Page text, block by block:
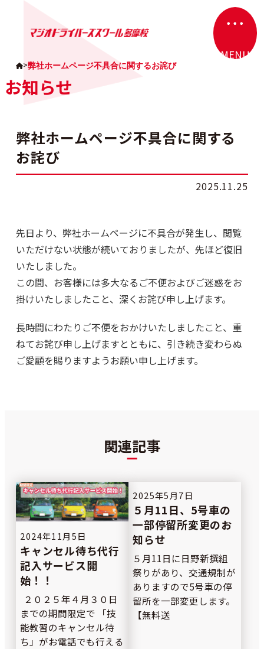
・・・
MENU
>弊社ホームページ不具合に関するお詫び
お知らせ
弊社ホームページ不具合に関する
お詫び
2025.11.25
先日より、弊社ホームページに不具合が発生し、閲覧
いただけない状態が続いておりましたが、先ほど復旧
いたしました。
この間、お客様には多大なるご不便およびご迷惑をお
掛けいたしましたこと、深くお詫び申し上げます。
長時間にわたりご不便をおかけいたしましたこと、重
ねてお詫び申し上げますとともに、引き続き変わらぬ
ご愛顧を賜りますようお願い申し上げます。
関連記事
2024年11月5日
キャンセル待ち代行
記入サービス開
始！！
２０２５年４月３０日
までの期間限定で 「技
能教習のキャンセル待
ち」がお電話でも行える
2025年5月7日
５月11日、5号車の
一部停留所変更のお
知らせ
５月11日に日野新撰組
祭りがあり、交通規制が
ありますので5号車の停
留所を一部変更します。
【無料送